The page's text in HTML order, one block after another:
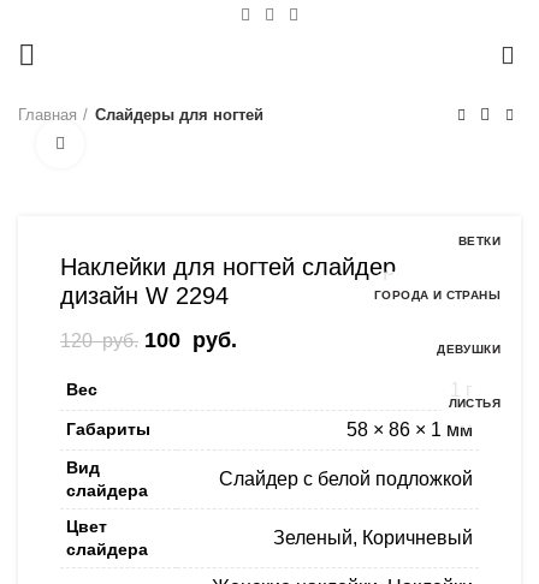
Главная Слайдеры для ногтей
ВЕТКИ
ГОРОДА И СТРАНЫ
ДЕВУШКИ
ЛИСТЬЯ
Наклейки для ногтей слайдер
дизайн W 2294
120руб. Первоначальная цена составляла
100 руб. Текущая цена: 100 руб..
Вес 1 г
Габариты 58 × 86 × 1 мм
Вид
слайдера
Слайдер с белой подложкой
Цвет
слайдера
Зеленый, Коричневый